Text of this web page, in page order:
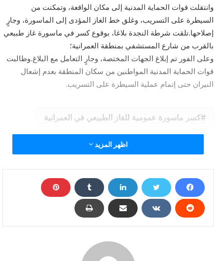
وانتقلت قوات الحماية المدنية إلى مكان الواقعة، وتمكنت من
السيطرة على التسريب، وغلق خط الغاز المؤدى إلى الماسورة، وجارٍ
إصلاحها.تلقت شرطة النجدة بلاغا، بوقوع كسر في ماسورة غاز طبيعي
بالقرب من شارع المستشفي بمنطقة العمرانية؛
وعلى الفور تم إبلاغ الجهات المختصة، وجارٍ التعامل مع البلاغ.وطالبت
قوات الحماية المدنية المواطنين من سكان المنطقة بعدم إشعال
النيران حتى إتمام عملية السيطرة على التسريب.
كسر ماسورة عمومية للغاز الطبيعي في العمرانية
اظهر المزيد